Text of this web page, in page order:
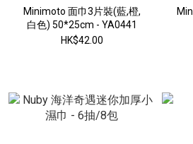
Minimoto 面巾3片裝(藍,橙,
白色) 50*25cm - YA0441
HK$42.00